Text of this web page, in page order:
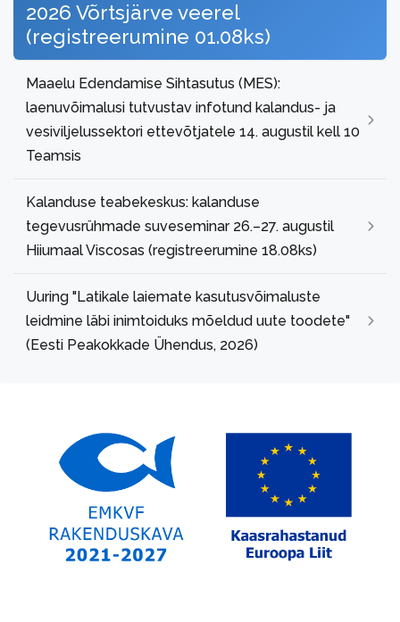
2026 Võrtsjärve veerel
(registreerumine 01.08ks)
Maaelu Edendamise Sihtasutus (MES):
laenuvõimalusi tutvustav infotund kalandus- ja
vesiviljelussektori ettevõtjatele 14. augustil kell 10
Teamsis
Kalanduse teabekeskus: kalanduse
tegevusrühmade suveseminar 26.–27. augustil
Hiiumaal Viscosas (registreerumine 18.08ks)
Uuring "Latikale laiemate kasutusvõimaluste
leidmine läbi inimtoiduks mõeldud uute toodete"
(Eesti Peakokkade Ühendus, 2026)